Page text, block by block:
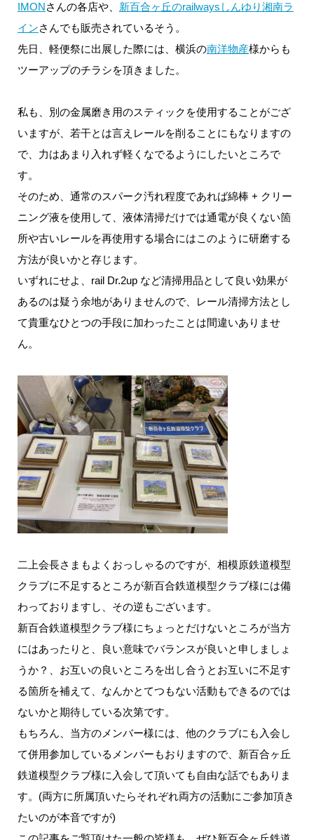
IMONさんの各店や、 新百合ヶ丘のrailwaysしんゆり湘南ラ
インさんでも販売されているそう。
先日、軽便祭に出展した際には、横浜の南洋物産様からも
ツーアップのチラシを頂きました。
私も、別の金属磨き用のスティックを使用することがござ
いますが、若干とは言えレールを削ることにもなりますの
で、力はあまり入れず軽くなでるようにしたいところで
す。
そのため、通常のスパーク汚れ程度であれば綿棒 + クリー
ニング液を使用して、液体清掃だけでは通電が良くない箇
所や古いレールを再使用する場合にはこのように研磨する
方法が良いかと存じます。
いずれにせよ、rail Dr.2up など清掃用品として良い効果が
あるのは疑う余地がありませんので、レール清掃方法とし
て貴重なひとつの手段に加わったことは間違いありませ
ん。
二上会長さまもよくおっしゃるのですが、相模原鉄道模型
クラブに不足するところが新百合鉄道模型クラブ様には備
わっておりますし、その逆もございます。
新百合鉄道模型クラブ様にちょっとだけないところが当方
にはあったりと、良い意味でバランスが良いと申しましょ
うか？、お互いの良いところを出し合うとお互いに不足す
る箇所を補えて、なんかとてつもない活動もできるのでは
ないかと期待している次第です。
もちろん、当方のメンバー様には、他のクラブにも入会し
て併用参加しているメンバーもおりますので、新百合ヶ丘
鉄道模型クラブ様に入会して頂いても自由な話でもありま
す。(両方に所属頂いたらそれぞれ両方の活動にご参加頂き
たいのが本音ですが)